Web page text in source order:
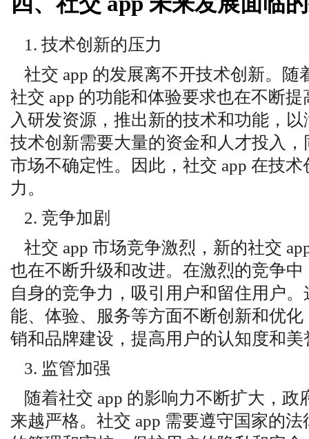
1. 技术创新的压力
社交 app 的发展离不开技术创新。
社交 app 的功能和体验要求也在不断
入研发资源，推出新的技术和功能，
技术创新需要大量的资金和人才投入
市场不确定性。因此，社交 app 在技
力。
2. 竞争加剧
社交 app 市场竞争激烈，新的社交
也在不断升级和改进。在激烈的竞争中
自身的竞争力，吸引用户和留住用户。
能、体验、服务等方面不断创新和优
销和品牌建设，提高用户的认知度和美
3. 监管加强
随着社交 app 的影响力不断扩大，政
来越严格。社交 app 需要遵守国家的